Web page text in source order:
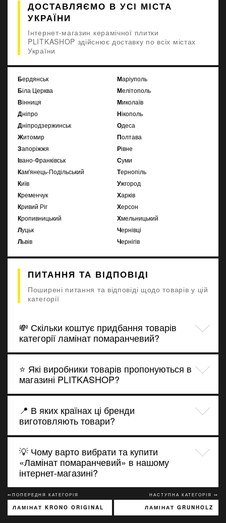
ДОСТАВЛЯЄМО В УСІ МІСТА
УКРАЇНИ
Інтернет-магазин керамічної плитки
PLITKASHOP здійснює доставку по всіх містах
України
Бердянськ
Біла Церква
Вінниця
Дніпро
Дніпродзержинськ
Житомир
Запоріжжя
Івано-Франківськ
Кам'янець-Подільський
Київ
Кременчук
Кривий Ріг
Кропивницький
Луцьк
Львів
Маріуполь
Мелітополь
Миколаїв
Нікополь
Одеса
Полтава
Рівне
Суми
Тернопіль
Ужгород
Харків
Херсон
Хмельницький
Чернівці
Чернігів
ПИТАННЯ ТА ВІДПОВІДІ
Поширені питання та відповіді щодо товарів у цій
категорії
💸 Скільки коштує придбання товарів
категорії ламінат помаранчевий?
⭐ Які виробники товарів пропонуються в
магазині PLITKASHOP?
📍 В яких країнах ці бренди
виготовляють товари?
💡 Чому варто вибрати та купити
«Ламінат помаранчевий» в нашому
інтернет-магазині?
↢ПОПЕРЕДНЯ КАТЕГОРІЯ
ЛАМІНАТ KRONO ORIGINAL
НАСТУПНА КАТЕГОРІЯ ↣
ЛАМІНАТ GRUNHOLZ